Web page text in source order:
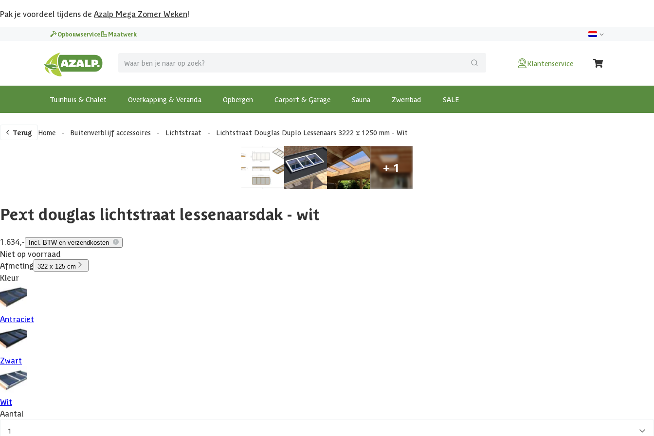
Pak je voordeel tijdens de Azalp Mega Zomer Weken!
Opbouwservice Maatwerk
Klantenservice
Tuinhuis & Chalet Overkapping & Veranda Opbergen Carport & Garage Sauna Zwembad SALE
Terug Home - Buitenverblijf accessoires - Lichtstraat - Lichtstraat Douglas Duplo Lessenaars 3222 x 1250 mm - Wit
Pext douglas lichtstraat lessenaarsdak - wit
1.634,- Incl. BTW en verzendkosten
Niet op voorraad
Afmeting 322 x 125 cm
Kleur
Antraciet
Zwart
Wit
Aantal
1